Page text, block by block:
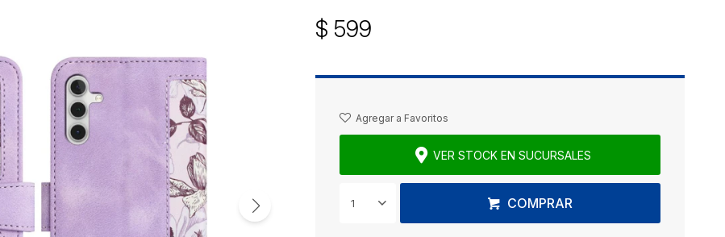
$ 599
VER STOCK EN SUCURSALES
1 COMPRAR